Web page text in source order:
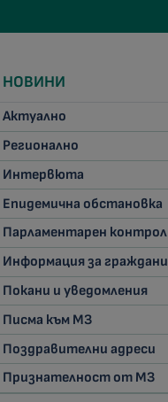
НОВИНИ
Актуално
Регионално
Интервюта
Епидемична обстановка
Парламентарен контрол
Информация за граждани
Покани и уведомления
Писма към МЗ
Поздравителни адреси
Признателност от МЗ